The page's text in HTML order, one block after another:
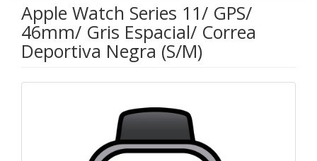
Apple Watch Series 11/ GPS/
46mm/ Gris Espacial/ Correa
Deportiva Negra (S/M)